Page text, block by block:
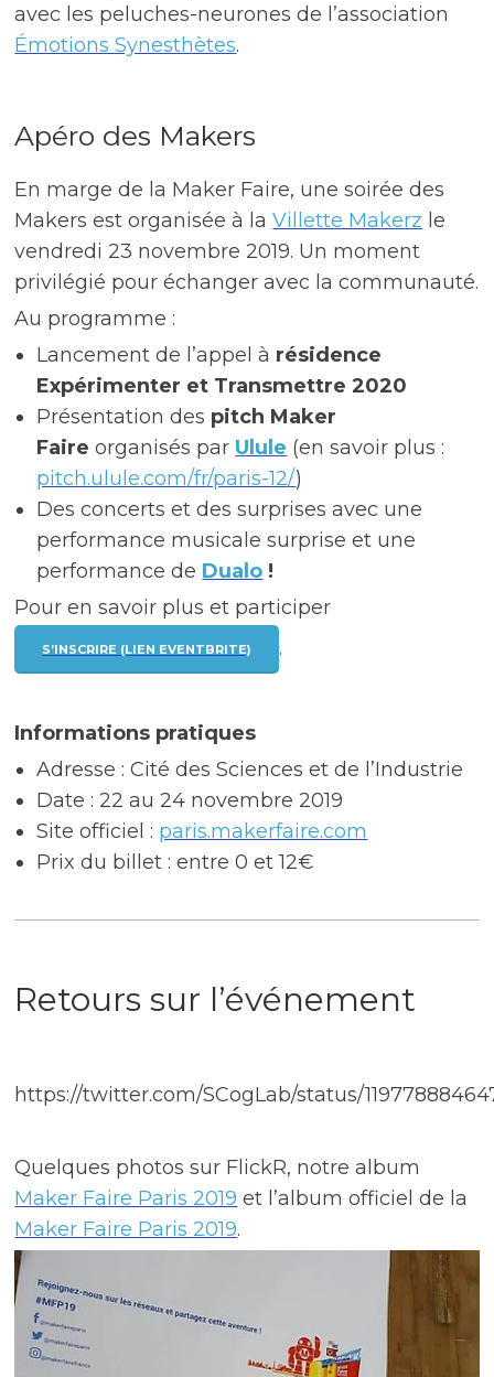
avec les peluches-neurones de l’association
Émotions Synesthètes.
Apéro des Makers
En marge de la Maker Faire, une soirée des
Makers est organisée à laVillette Makerz le
vendredi 23 novembre 2019. Un moment
privilégié pour échanger avec la communauté.
Au programme :
Lancement de l’appel à résidence
Expérimenter et Transmettre 2020
Présentation des pitch Maker
Faire organisés par Ulule (en savoir plus :
pitch.ulule.com/fr/paris-12/)
Des concerts et des surprises avec une
performance musicale surprise et une
performance de Dualo !
Pour en savoir plus et participer
S’INSCRIRE (LIEN EVENTBRITE) .
Informations pratiques
Adresse : Cité des Sciences et de l’Industrie
Date : 22 au 24 novembre 2019
Site officiel : paris.makerfaire.com
Prix du billet : entre 0 et 12€
Retours sur l’événement
https://twitter.com/SCogLab/status/
Quelques photos sur FlickR, notre album
Maker Faire Paris 2019 et l’album officiel de la
Maker Faire Paris 2019.